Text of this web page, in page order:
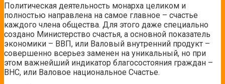
Политическая деятельность монарха целиком и
полностью направлена на самое главное – счастье
каждого члена общества. Для этого даже специально
создано Министерство счастья, а основной показатель
экономики – ВВП, или Валовый внутренний продукт –
совершенно всерьез заменен на уникальный, но при
этом важнейший индикатор благосостояния граждан –
ВНС, или Валовое национальное Счастье.